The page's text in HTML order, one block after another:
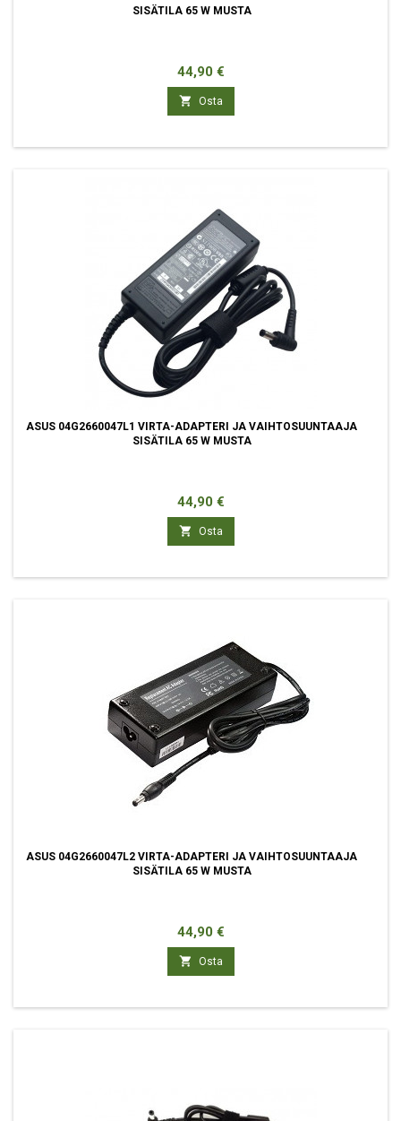
SISÄTILA 65 W MUSTA
Hinta
44,90 €
 Osta
ASUS 04G2660047L1 VIRTA-ADAPTERI JA VAIHTOSUUNTAAJA
SISÄTILA 65 W MUSTA
Hinta
44,90 €
 Osta
ASUS 04G2660047L2 VIRTA-ADAPTERI JA VAIHTOSUUNTAAJA
SISÄTILA 65 W MUSTA
Hinta
44,90 €
 Osta